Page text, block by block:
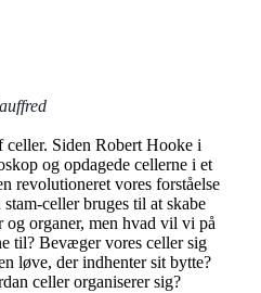
celler. Siden Robert Hooke i
og opdagede cellerne i et
revolutioneret vores forståelse
celler bruges til at skabe
organer, men hvad vil vi på
til? Bevæger vores celler sig
løve, der indhenter sit bytte?
celler organiserer sig?